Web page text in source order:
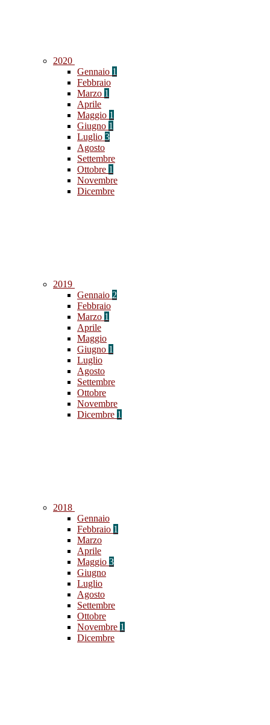
2020
Gennaio 1
Febbraio
Marzo 1
Aprile
Maggio 1
Giugno 1
Luglio 3
Agosto
Settembre
Ottobre 1
Novembre
Dicembre
2019
Gennaio 2
Febbraio
Marzo 1
Aprile
Maggio
Giugno 1
Luglio
Agosto
Settembre
Ottobre
Novembre
Dicembre 1
2018
Gennaio
Febbraio 1
Marzo
Aprile
Maggio 3
Giugno
Luglio
Agosto
Settembre
Ottobre
Novembre 1
Dicembre